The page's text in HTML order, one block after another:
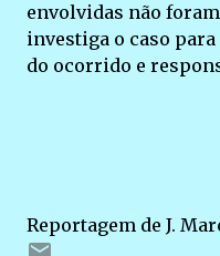
envolvidas não
investiga o caso
do ocorrido e
Reportagem de J.